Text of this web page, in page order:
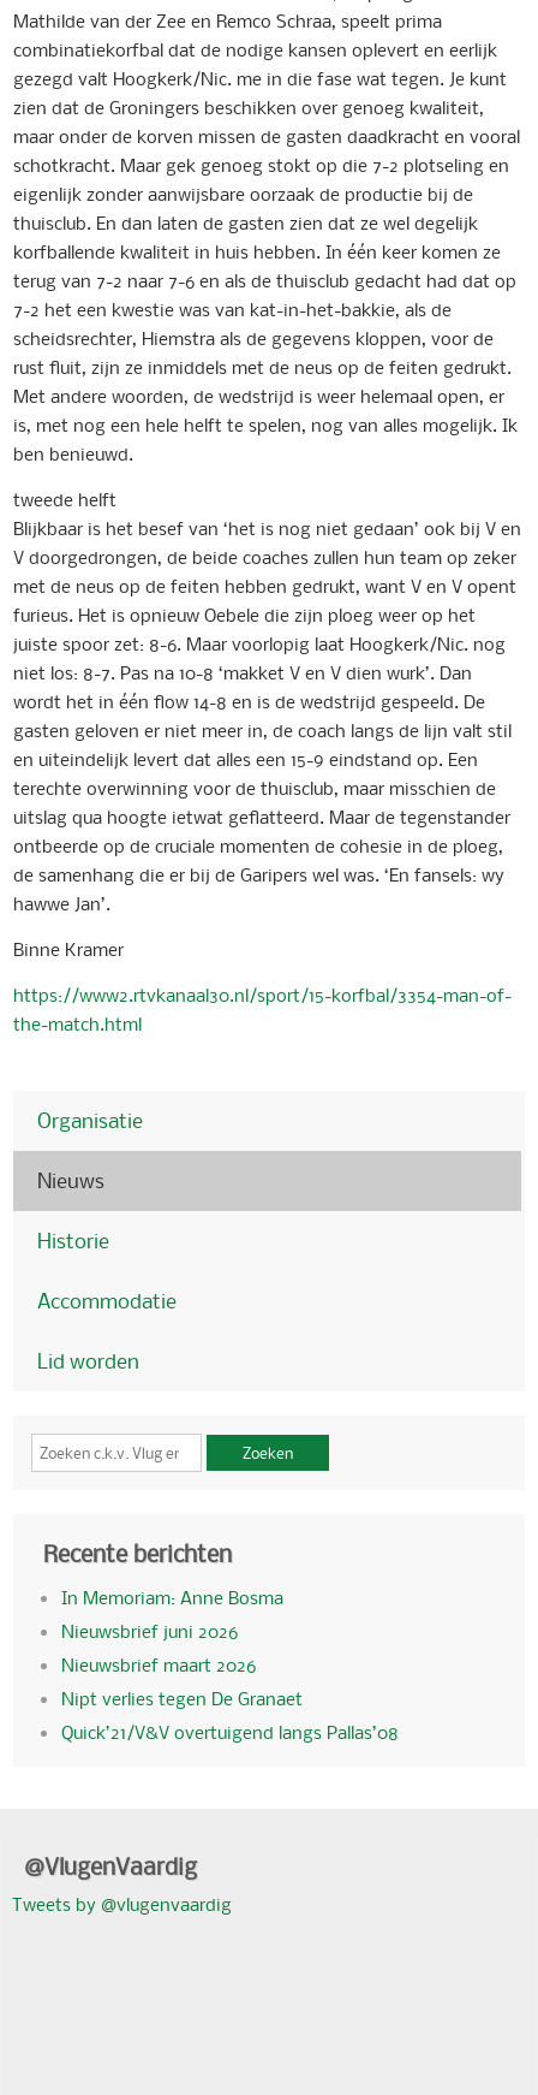
Mathilde van der Zee en Remco Schraa, speelt prima
combinatiekorfbal dat de nodige kansen oplevert en eerlijk
gezegd valt Hoogkerk/Nic. me in die fase wat tegen. Je kunt
zien dat de Groningers beschikken over genoeg kwaliteit,
maar onder de korven missen de gasten daadkracht en vooral
schotkracht. Maar gek genoeg stokt op die 7-2 plotseling en
eigenlijk zonder aanwijsbare oorzaak de productie bij de
thuisclub. En dan laten de gasten zien dat ze wel degelijk
korfballende kwaliteit in huis hebben. In één keer komen ze
terug van 7-2 naar 7-6 en als de thuisclub gedacht had dat op
7-2 het een kwestie was van kat-in-het-bakkie, als de
scheidsrechter, Hiemstra als de gegevens kloppen, voor de
rust fluit, zijn ze inmiddels met de neus op de feiten gedrukt.
Met andere woorden, de wedstrijd is weer helemaal open, er
is, met nog een hele helft te spelen, nog van alles mogelijk. Ik
ben benieuwd.
tweede helft
Blijkbaar is het besef van ‘het is nog niet gedaan’ ook bij V en
V doorgedrongen, de beide coaches zullen hun team op zeker
met de neus op de feiten hebben gedrukt, want V en V opent
furieus. Het is opnieuw Oebele die zijn ploeg weer op het
juiste spoor zet: 8-6. Maar voorlopig laat Hoogkerk/Nic. nog
niet los: 8-7. Pas na 10-8 ‘makket V en V dien wurk’. Dan
wordt het in één flow 14-8 en is de wedstrijd gespeeld. De
gasten geloven er niet meer in, de coach langs de lijn valt stil
en uiteindelijk levert dat alles een 15-9 eindstand op. Een
terechte overwinning voor de thuisclub, maar misschien de
uitslag qua hoogte ietwat geflatteerd. Maar de tegenstander
ontbeerde op de cruciale momenten de cohesie in de ploeg,
de samenhang die er bij de Garipers wel was. ‘En fansels: wy
hawwe Jan’.
Binne Kramer
https://www2.rtvkanaal30.nl/sport/15-korfbal/3354-man-of-
the-match.html
Organisatie
Nieuws
Historie
Accommodatie
Lid worden
Zoeken
Recente berichten
In Memoriam: Anne Bosma
Nieuwsbrief juni 2026
Nieuwsbrief maart 2026
Nipt verlies tegen De Granaet
Quick’21/V&V overtuigend langs Pallas’08
@VlugenVaardig
Tweets by @vlugenvaardig